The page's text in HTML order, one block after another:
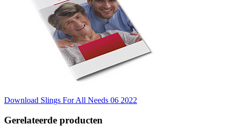
Download Slings For All Needs 06 2022
Gerelateerde producten